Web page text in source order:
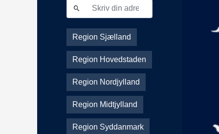
Region Sjælland
Region Hovedstaden
Region Nordjylland
Region Midtjylland
Region Syddanmark